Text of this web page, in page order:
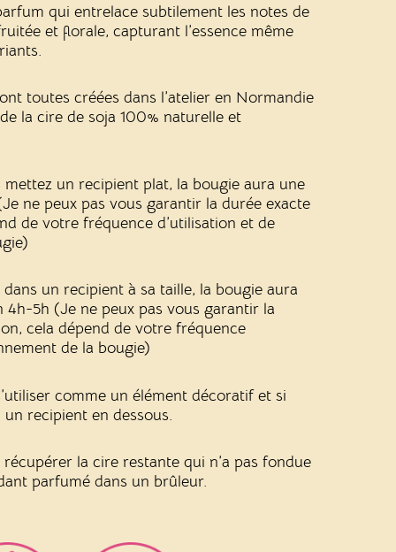
qui entrelace subtilement les notes de
et florale, capturant l’essence même
toutes créées dans l’atelier en Normandie
la cire de soja 100% naturelle et
un recipient plat, la bougie aura une
ne peux pas vous garantir la durée exacte
de votre fréquence d’utilisation et de
un recipient à sa taille, la bougie aura
4h-5h (Je ne peux pas vous garantir la
cela dépend de votre fréquence
de la bougie)
comme un élément décoratif et si
un recipient en dessous.
la cire restante qui n’a pas fondue
parfumé dans un brûleur.